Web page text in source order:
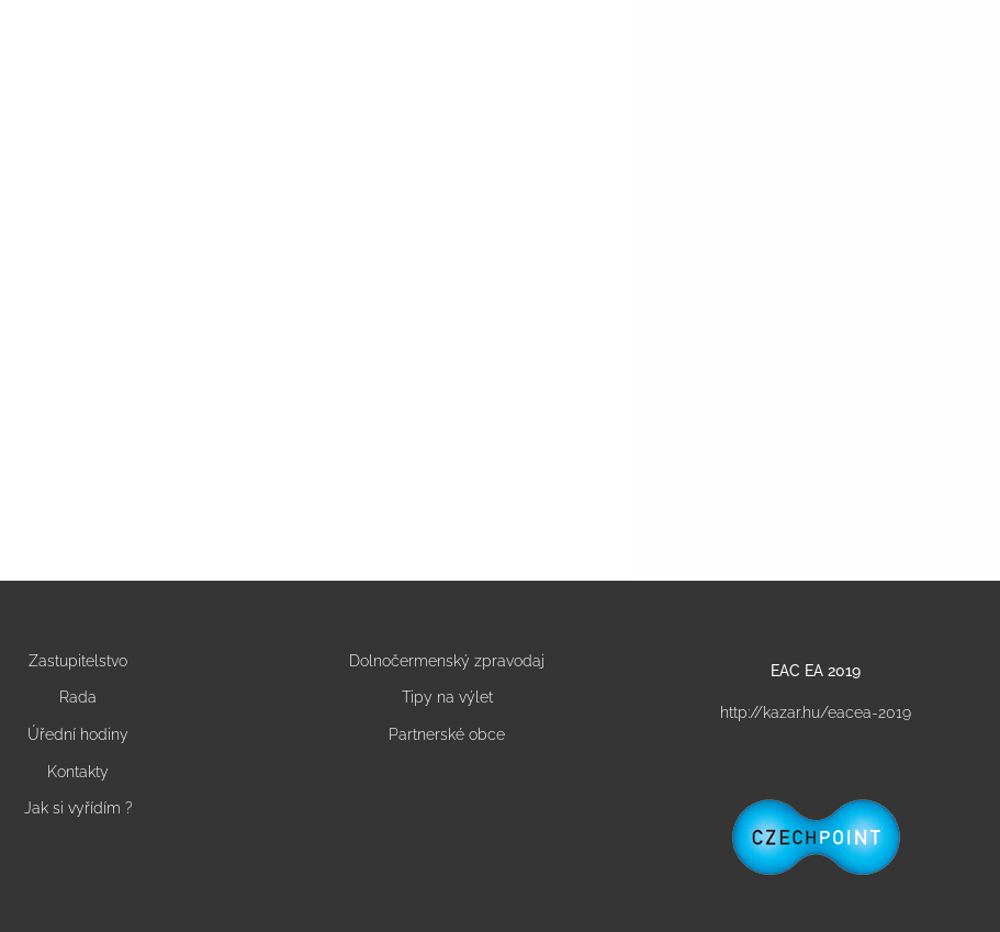
Zastupitelstvo
Rada
Úřední hodiny
Kontakty
Jak si vyřídím ?
Dolnočermenský zpravodaj
Tipy na výlet
Partnerské obce
EAC EA 2019
http://kazar.hu/eacea-2019